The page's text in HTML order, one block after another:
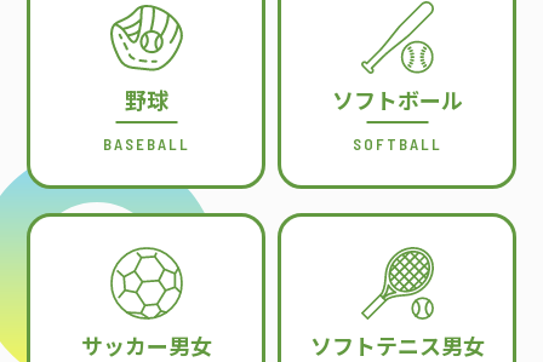
野球
BASEBALL
ソフトボール
SOFTBALL
サッカー男女 ソフトテニス男女